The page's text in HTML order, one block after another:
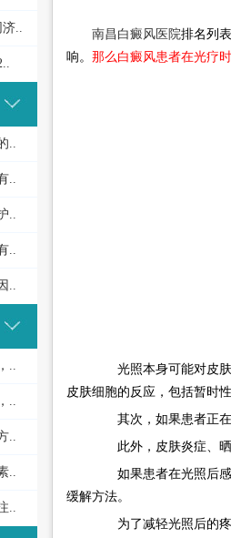
济..
..
..
..
..
..
..
..
..
..
..
南昌白癜风医院排名列
响。 那么白癜风患者在光疗
光照本身可能对皮肤
皮肤细胞的反应，包括暂时
其次，如果患者正在
此外，皮肤炎症、晒
如果患者在光照后感
缓解方法。
为了减轻光照后的疼